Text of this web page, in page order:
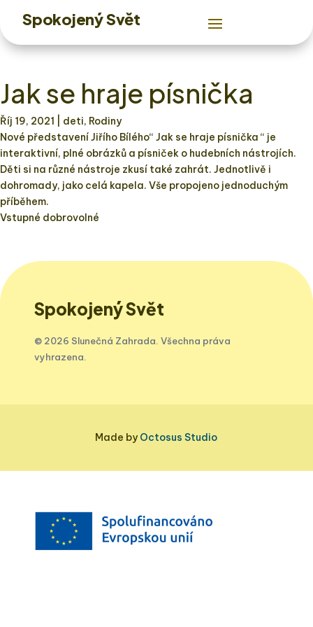
Spokojený Svět
Jak se hraje písnička
Říj 19, 2021 | deti, Rodiny
Nové představení Jiřího Bílého“ Jak se hraje písnička “ je
interaktivní, plné obrázků a písniček o hudebních nástrojích.
Děti si na různé nástroje zkusí také zahrát. Jednotlivě i
dohromady, jako celá kapela. Vše propojeno jednoduchým
příběhem.
Vstupné dobrovolné
Spokojený Svět
© 2026 Slunečná Zahrada. Všechna práva
vyhrazena.
Made by Octosus Studio